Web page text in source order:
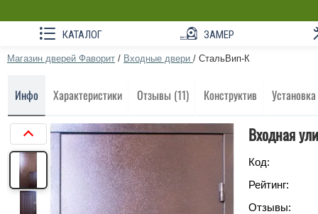
КАТАЛОГ ЗАМЕР
Магазин дверей Фаворит / Входные двери / СтальВип-К
Инфо Характеристики Отзывы (11) Конструктив Установка
Входная
Код:
Рейтинг:
Отзывы: